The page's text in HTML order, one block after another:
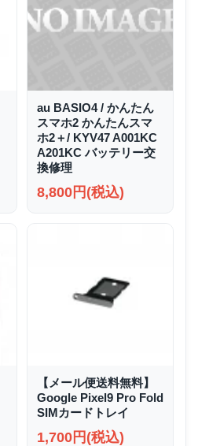
au BASIO4 / かんたん
スマホ2 かんたんスマ
ホ2＋/ KYV47 A001KC
A201KC バッテリー交
換修理
8,800円(税込)
【メール便送料無料】
Google Pixel9 Pro Fold
SIMカードトレイ
1,700円(税込)